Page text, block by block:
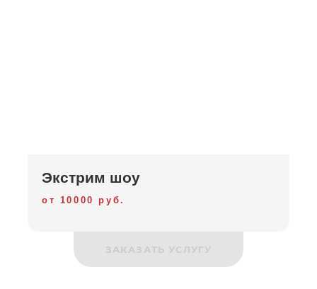
Экстрим шоу
от 10000 руб.
ЗАКАЗАТЬ УСЛУГУ